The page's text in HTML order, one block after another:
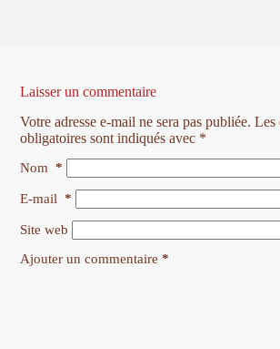
Laisser un commentaire
Votre adresse e-mail ne sera pas publiée. Les
obligatoires sont indiqués avec *
Nom *
E-mail *
Site web
Ajouter un commentaire *